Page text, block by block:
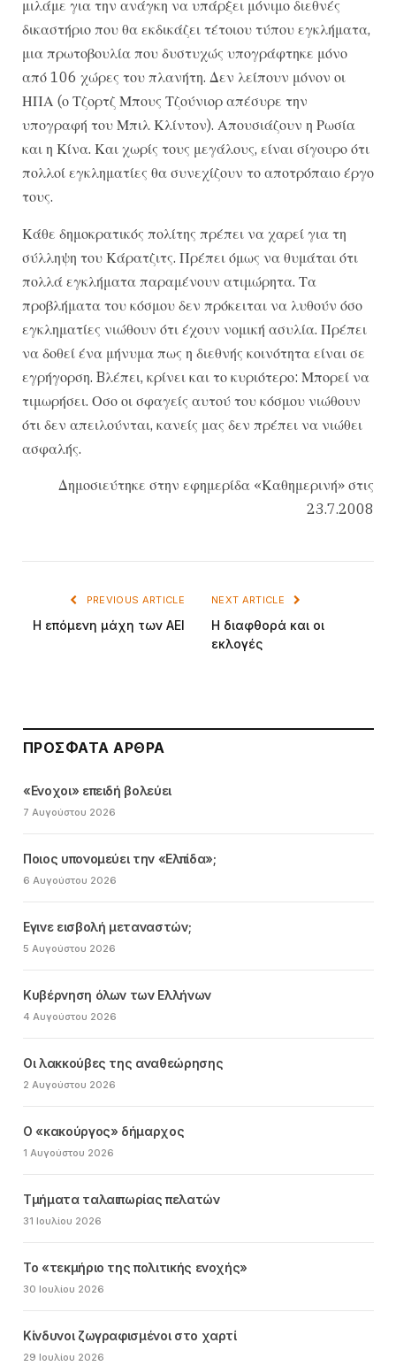
μιλάμε για την ανάγκη να υπάρξει μόνιμο διεθνές
δικαστήριο που θα εκδικάζει τέτοιου τύπου εγκλήματα,
μια πρωτοβουλία που δυστυχώς υπογράφτηκε μόνο
από 106 χώρες του πλανήτη. Δεν λείπουν μόνον οι
ΗΠΑ (ο Τζορτζ Μπους Τζούνιορ απέσυρε την
υπογραφή του Μπιλ Κλίντον). Απουσιάζουν η Ρωσία
και η Κίνα. Και χωρίς τους μεγάλους, είναι σίγουρο ότι
πολλοί εγκληματίες θα συνεχίζουν το αποτρόπαιο έργο
τους.
Κάθε δημοκρατικός πολίτης πρέπει να χαρεί για τη
σύλληψη του Κάρατζιτς. Πρέπει όμως να θυμάται ότι
πολλά εγκλήματα παραμένουν ατιμώρητα. Τα
προβλήματα του κόσμου δεν πρόκειται να λυθούν όσο
εγκληματίες νιώθουν ότι έχουν νομική ασυλία. Πρέπει
να δοθεί ένα μήνυμα πως η διεθνής κοινότητα είναι σε
εγρήγορση. Bλέπει, κρίνει και το κυριότερο: Μπορεί να
τιμωρήσει. Οσο οι σφαγείς αυτού του κόσμου νιώθουν
ότι δεν απειλούνται, κανείς μας δεν πρέπει να νιώθει
ασφαλής.
Δημοσιεύτηκε στην εφημερίδα «Καθημερινή» στις
23.7.2008
PREVIOUS ARTICLE
Η επόμενη μάχη των ΑΕΙ
NEXT ARTICLE
Η διαφθορά και οι
εκλογές
ΠΡΌΣΦΑΤΑ ΆΡΘΡΑ
«Ενοχοι» επειδή βολεύει
7 Αυγούστου 2026
Ποιος υπονομεύει την «Ελπίδα»;
6 Αυγούστου 2026
Εγινε εισβολή μεταναστών;
5 Αυγούστου 2026
Κυβέρνηση όλων των Ελλήνων
4 Αυγούστου 2026
Οι λακκούβες της αναθεώρησης
2 Αυγούστου 2026
Ο «κακούργος» δήμαρχος
1 Αυγούστου 2026
Τμήματα ταλαιπωρίας πελατών
31 Ιουλίου 2026
Το «τεκμήριο της πολιτικής ενοχής»
30 Ιουλίου 2026
Κίνδυνοι ζωγραφισμένοι στο χαρτί
29 Ιουλίου 2026